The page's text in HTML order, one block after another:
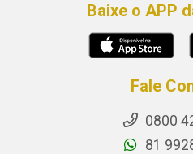
Baixe o APP
Fale
0800
81